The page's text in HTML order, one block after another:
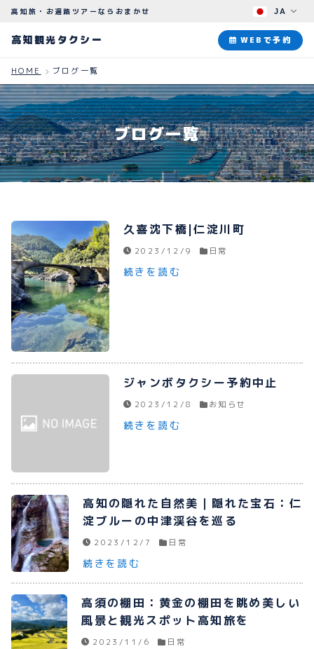
高知観光タクシー
ABOUT
観光タクシーについて
PLAN
観光プラン
BLOG
ブログ
よくある質問
プライバシーポリシー
お問い合わせ
WEBで予約
JA
高知旅・お遍路ツアーならおまかせ
高知観光タクシー WEBで予約
HOME ブログ一覧
ブログ一覧
久喜沈下橋|仁淀川町
2023/12/9 日常
続きを読む
ジャンボタクシー予約中止
2023/12/8 お知らせ
続きを読む
高知の隠れた自然美｜隠れた宝石：仁
淀ブルーの中津渓谷を巡る
2023/12/7 日常
続きを読む
高須の棚田：黄金の棚田を眺め美しい
風景と観光スポット高知旅を
2023/11/6 日常